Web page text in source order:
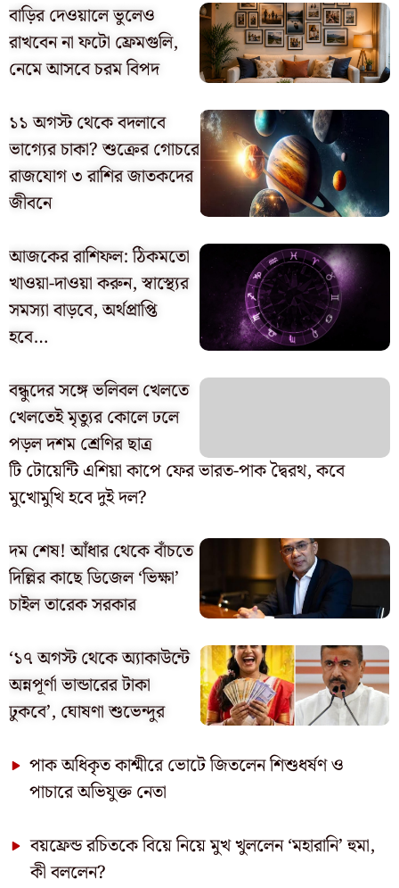
বাড়ির দেওয়ালে ভুলেও
রাখবেন না ফটো ফ্রেমগুলি,
নেমে আসবে চরম বিপদ
১১ অগস্ট থেকে বদলাবে
ভাগ্যের চাকা? শুক্রের গোচরে
রাজযোগ ৩ রাশির জাতকদের
জীবনে
আজকের রাশিফল: ঠিকমতো
খাওয়া-দাওয়া করুন, স্বাস্থ্যের
সমস্যা বাড়বে, অর্থপ্রাপ্তি
হবে…
বন্ধুদের সঙ্গে ভলিবল খেলতে
খেলতেই মৃত্যুর কোলে ঢলে
পড়ল দশম শ্রেণির ছাত্র
টি টোয়েন্টি এশিয়া কাপে ফের ভারত-পাক দ্বৈরথ, কবে
মুখোমুখি হবে দুই দল?
দম শেষ! আঁধার থেকে বাঁচতে
দিল্লির কাছে ডিজেল ‘ভিক্ষা’
চাইল তারেক সরকার
‘১৭ অগস্ট থেকে অ্যাকাউন্টে
অন্নপূর্ণা ভান্ডারের টাকা
ঢুকবে’, ঘোষণা শুভেন্দুর
পাক অধিকৃত কাশ্মীরে ভোটে জিতলেন শিশুধর্ষণ ও
পাচারে অভিযুক্ত নেতা
বয়ফ্রেন্ড রচিতকে বিয়ে নিয়ে মুখ খুললেন ‘মহারানি’ হুমা,
কী বললেন?